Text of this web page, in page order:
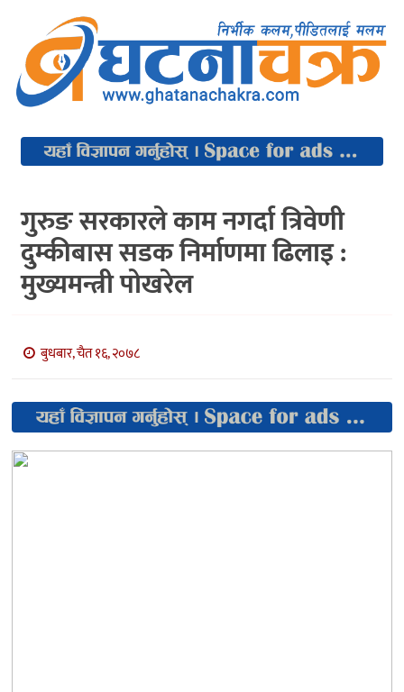
गुरुङ सरकारले काम नगर्दा त्रिवेणी
दुम्कीबास सडक निर्माणमा ढिलाइ :
मुख्यमन्त्री पोखरेल
बुधबार, चैत १६, २०७८